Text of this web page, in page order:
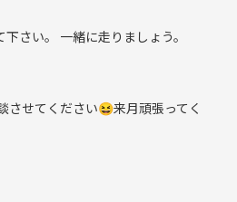
さい。 一緒に走りましょう。
させてください😆来月頑張ってく